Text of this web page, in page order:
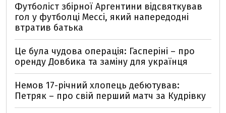
Футболіст збірної Аргентини відсвяткував
гол у футболці Мессі, який напередодні
втратив батька
Це була чудова операція: Гасперіні – про
оренду Довбика та заміну для українця
Немов 17-річний хлопець дебютував:
Петряк – про свій перший матч за Кудрівку